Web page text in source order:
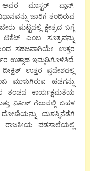
ಮಾಸ್ಟರ್ ಪ್ಲಾನ್.
ಜಾರಿಗೆ ತಂದಿರುವ
ಮಟ್ಟದಲ್ಲಿ ಕ್ಷೇತ್ರದ ಬಗ್ಗೆ
ಟಿಕೆಟ್ ಎಂಬ ಸೂತ್ರವನ್ನು
ಸಹಜವಾಗಿಯೇ ಉತ್ತರ
ಉತ್ಸಾಹ ಇಮ್ಮಡಿಗೊಳಿಸಿದೆ.
ಉತ್ತರ ಪ್ರದೇಶದಲ್ಲಿ
ಮುಳುಗಿರುವ ಹಡಗನ್ನು
ತಂಡದ ಕಾರ್ಯಕ್ಷಮತೆಯ
ನಿತೀಶ್ ಗೆಲುವಲ್ಲಿ ಬಹಳ
ದೋಣಿಯನ್ನು ಯಶಸ್ಸಿನೆಡೆಗೆ
ರಾಜಕೀಯ ಪಡಸಾಲೆಯಲ್ಲಿ